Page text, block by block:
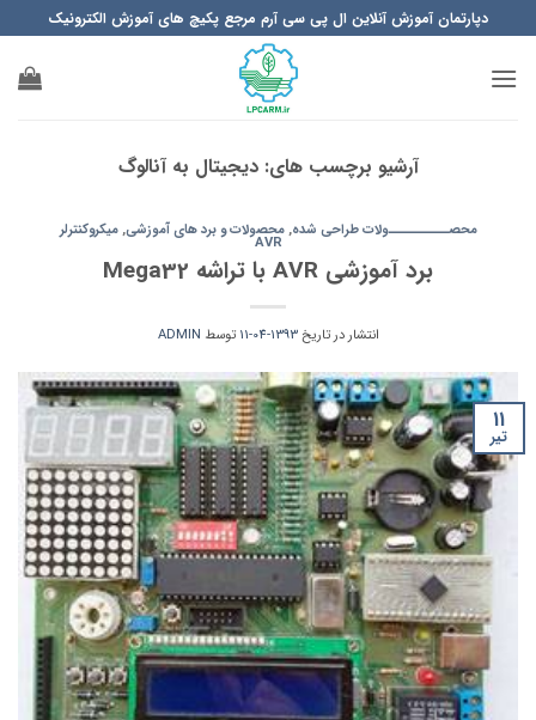
to
content
دپارتمان آموزش آنلاین ال پی سی آرم مرجع پکیچ های آموزش الکترونیک
آرشیو برچسب های:دیجیتال به آنالوگ
محصــــــــــولات طراحی شده,محصولات و برد های آموزشی,میکروکنترلر
AVR
برد آموزشی AVR با تراشه Mega32
انتشار در تاریخ1393-04-11 توسط ADMIN
11
تیر